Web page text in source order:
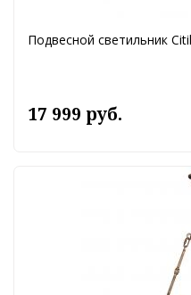
Подвесной светильник
17 999 руб.